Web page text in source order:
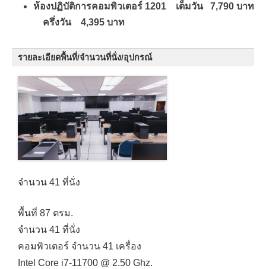
ห้องปฏิบัติการคอมพิวเตอร์ 1201 เต็มวัน 7,790 บาท
ครึ่งวัน 4,395 บาท
รายละเอียดพื้นที่/จำนวนที่นั่ง/อุปกรณ์
จำนวน 41 ที่นั่ง
พื้นที่ 87 ตรม.
จำนวน 41 ที่นั่ง
คอมพิวเตอร์ จำนวน 41 เครื่อง
Intel Core i7-11700 @ 2.50 Ghz.